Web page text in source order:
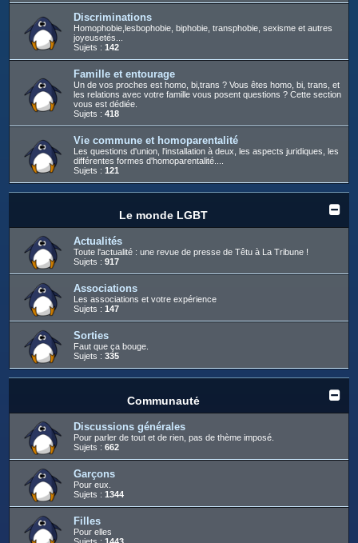
Discriminations
Homophobie,lesbophobie, biphobie, transphobie, sexisme et autres
joyeusetés...
Sujets : 142
Famille et entourage
Un de vos proches est homo, bi,trans ? Vous êtes homo, bi, trans, et
les relations avec votre famille vous posent questions ? Cette section
vous est dédiée.
Sujets : 418
Vie commune et homoparentalité
Les questions d'union, l'installation à deux, les aspects juridiques, les
différentes formes d'homoparentalité....
Sujets : 121
Le monde LGBT
Actualités
Toute l'actualité : une revue de presse de Têtu à La Tribune !
Sujets : 917
Associations
Les associations et votre expérience
Sujets : 147
Sorties
Faut que ça bouge.
Sujets : 335
Communauté
Discussions générales
Pour parler de tout et de rien, pas de thème imposé.
Sujets : 662
Garçons
Pour eux.
Sujets : 1344
Filles
Pour elles